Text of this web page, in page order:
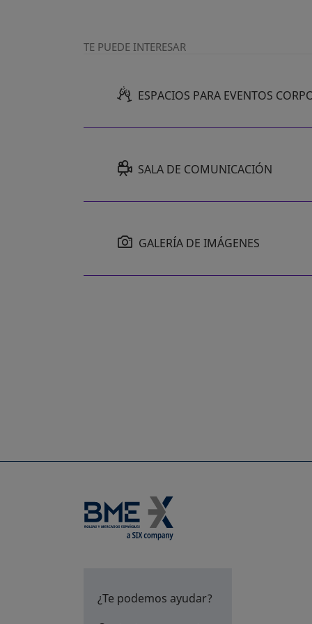
TE PUEDE INTERESAR
ESPACIOS PARA EVENTOS
SALA DE COMUNICACIÓN
GALERÍA DE IMÁGENES
SE ABRE EN UNA PESTAÑA NUEVA
¿Te podemos ayudar?